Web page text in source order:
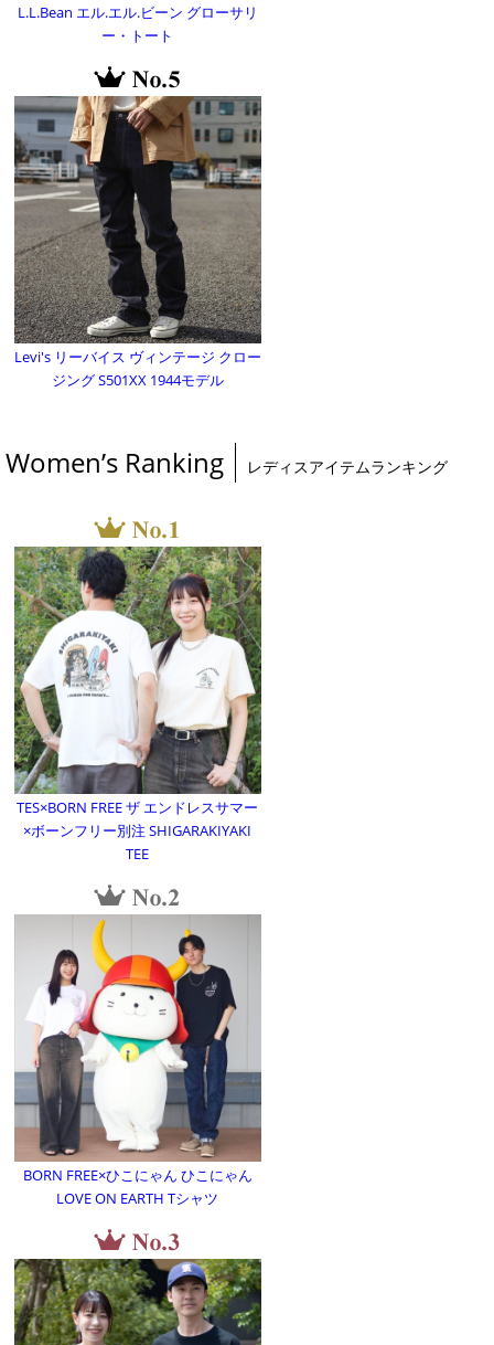
L.L.Bean エル.エル.ビーン グローサリ
ー・トート
Levi's リーバイス ヴィンテージ クロー
ジング S501XX 1944モデル
Women’s Ranking レディスアイテムランキング
TES×BORN FREE ザ エンドレスサマー
×ボーンフリー別注 SHIGARAKIYAKI
TEE
BORN FREE×ひこにゃん ひこにゃん
LOVE ON EARTH Tシャツ